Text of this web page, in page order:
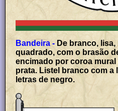
Bandeira - De branco,
quadrado, com o brasão
encimado por coroa
prata. Listel branco com a
letras de negro.